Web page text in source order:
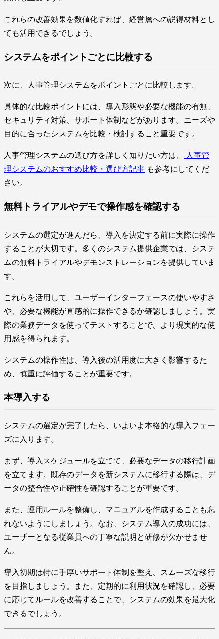
これらの改善効果を数値化すれば、経営層への説得材料とし
ても活用できるでしょう。
システムをポイントごとに比較する
次に、人事管理システムをポイントごとに比較します。
具体的な比較ポイントには、導入形態や必要な機能の有無、
セキュリティ対策、サポート体制などがあります。ニーズや
目的に合ったシステムを比較・検討すること重要です。
人事管理システムの選び方を詳しく知りたい方は、
人事管
理システムのおすすめ比較・選び方記事 も参考にしてくだ
さい。
無料トライアルやデモで操作感を確認する
システムの選定が進んだら、導入を決定する前に実際に操作
することが大切です。多くのシステム提供企業では、システ
ムの無料トライアルやデモンストレーションを提供していま
す。
これらを活用して、ユーザーインターフェースの使いやすさ
や、必要な機能が直感的に操作できるか確認しましょう。実
際の業務データを使ってテストすることで、より現実的な使
用感を得られます。
システムの操作性は、導入後の活用度に大きく影響するた
め、慎重に評価することが重要です。
本導入する
システムの選定が完了したら、いよいよ本格的な導入フェー
ズに入ります。
まず、導入スケジュールを立てて、必要なデータの移行計画
を立てます。既存のデータを新システムに移行する際は、デ
ータの整合性や正確性を確認することが重要です。
また、運用ルールを整備し、マニュアルを作成することも忘
れないようにしましょう。なお、システム導入の成功には、
ユーザーとなる従業員への丁寧な説明と研修が欠かせませ
ん。
導入初期は特に手厚いサポート体制を整え、スムーズな移行
を目指しましょう。また、定期的に利用状況を確認し、必要
に応じてルールを改善することで、システムの効果を最大化
できるでしょう。